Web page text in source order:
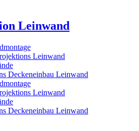
Leinwand
Leinwand
Deckeneinbau Leinwand
Leinwand
Deckeneinbau Leinwand